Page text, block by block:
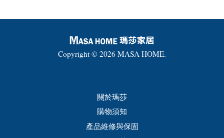
Copyright © 2026 MASA HOME.
關於瑪莎
購物須知
產品維修與保固